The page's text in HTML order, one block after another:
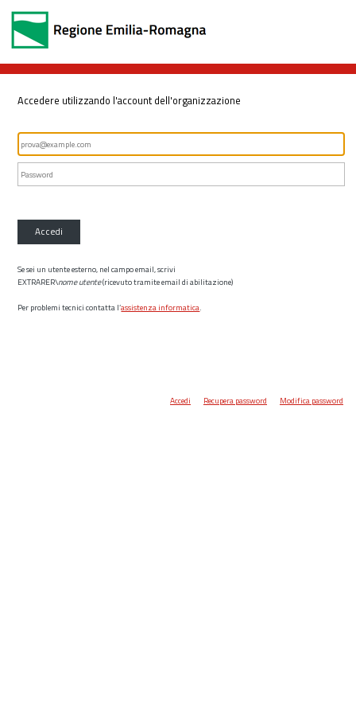
Accedere utilizzando l'account dell'organizzazione
Accedi
Se sei un utente esterno, nel campo email, scrivi
EXTRARER\nome utente(ricevuto tramite email di abilitazione)
Per problemi tecnici contatta l’assistenza informatica.
Accedi Recupera password Modifica password